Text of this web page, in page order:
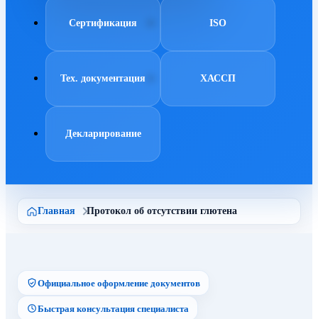
Сертификация
Тех. документация
Декларирование
Протокол об отсутствии глютена
Официальное оформление документов
Быстрая консультация специалиста